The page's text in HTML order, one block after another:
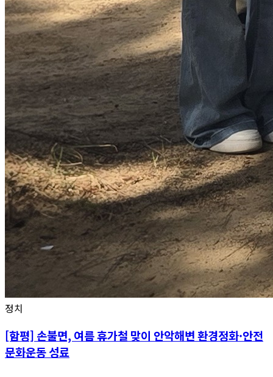
정치
[함평] 손불면, 여름 휴가철 맞이 안악해변 환경정화·안전
문화운동 성료